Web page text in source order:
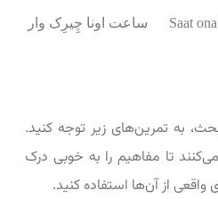
Saat ساعت اونا چِیرِک وار
به تمرین‌های زیر توجه کنید.
تا مفاهیم را به خوبی درک
واقعی از آن‌ها استفاده کنید.